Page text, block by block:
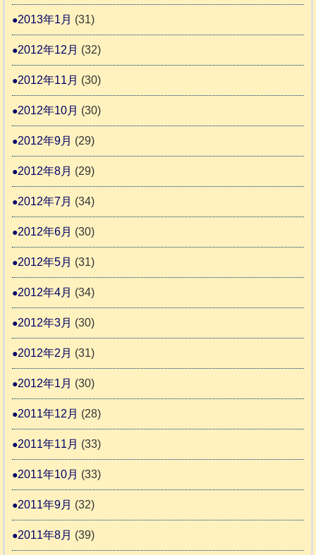
2013年1月 (31)
2012年12月 (32)
2012年11月 (30)
2012年10月 (30)
2012年9月 (29)
2012年8月 (29)
2012年7月 (34)
2012年6月 (30)
2012年5月 (31)
2012年4月 (34)
2012年3月 (30)
2012年2月 (31)
2012年1月 (30)
2011年12月 (28)
2011年11月 (33)
2011年10月 (33)
2011年9月 (32)
2011年8月 (39)